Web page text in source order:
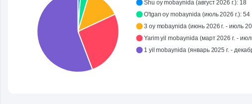
Shu oy mobaynida (август 2026 г.): 18
O'tgan oy mobaynida (июль 2026 г.): 54
3 oy mobaynida (июнь 2026 г. - июль
Yarim yil mobaynida (март 2026 г. -